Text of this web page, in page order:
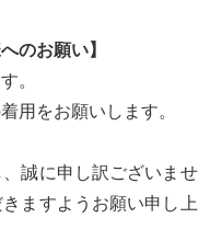
のお願い】
。
用をお願いします。
誠に申し訳ございませ
ますようお願い申し上